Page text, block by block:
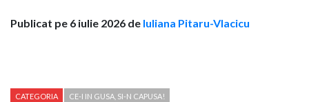
Publicat pe 6 iulie 2026 de Iuliana Pitaru-Vlacicu
CATEGORIA CE-I IN GUSA, SI-N CAPUSA!